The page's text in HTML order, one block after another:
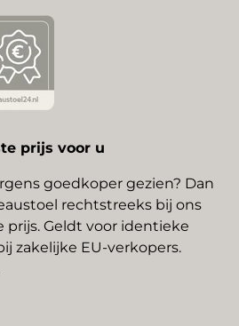
prijs voor u
goedkoper gezien? Dan
rechtstreeks bij ons
prijs. Geldt voor identieke
zakelijke EU-verkopers.